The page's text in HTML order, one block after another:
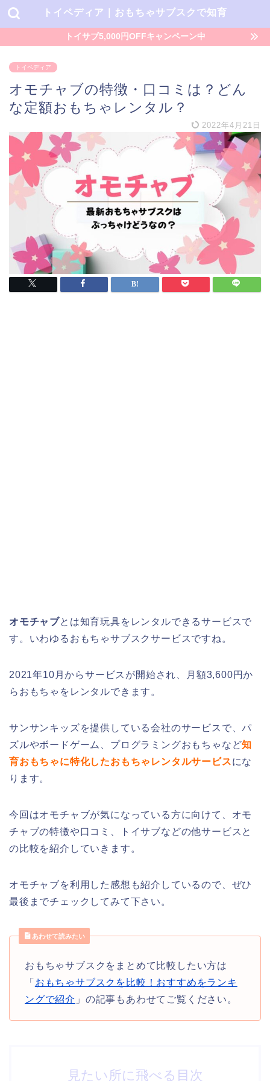
トイペディア｜おもちゃサブスクで知育
トイサブ5,000円OFFキャンペーン中
トイペディア
オモチャブの特徴・口コミは？どん
な定額おもちゃレンタル？
2022年4月21日
オモチャブとは知育玩具をレンタルできるサービスで
す。いわゆるおもちゃサブスクサービスですね。
2021年10月からサービスが開始され、月額3,600円か
らおもちゃをレンタルできます。
サンサンキッズを提供している会社のサービスで、パ
ズルやボードゲーム、プログラミングおもちゃなど知
育おもちゃに特化したおもちゃレンタルサービスにな
ります。
今回はオモチャブが気になっている方に向けて、オモ
チャブの特徴や口コミ、トイサブなどの他サービスと
の比較を紹介していきます。
オモチャブを利用した感想も紹介しているので、ぜひ
最後までチェックしてみて下さい。
あわせて読みたい
おもちゃサブスクをまとめて比較したい方は
「 おもちゃサブスクを比較！おすすめをランキ
ングで紹介 」の記事もあわせてご覧ください。
見たい所に飛べる目次